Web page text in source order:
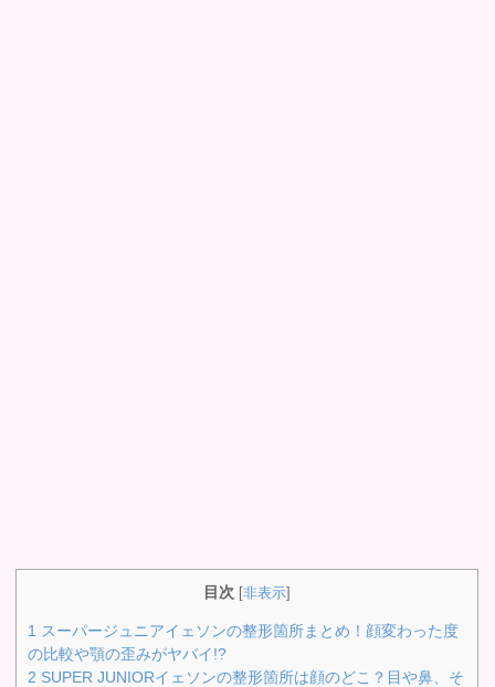
目次 [非表示]
1 スーパージュニアイェソンの整形箇所まとめ！顔変わった度
の比較や顎の歪みがヤバイ!?
2 SUPER JUNIORイェソンの整形箇所は顔のどこ？目や鼻、そ